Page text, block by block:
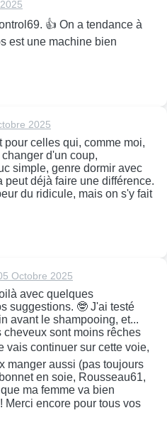
👍 On a tendance à
est une machine bien
2025
pour celles qui, comme moi,
d'un coup,
simple, genre dormir avec
peut déjà faire une différence.
du ridicule, mais on s'y fait
Octobre 2025
avec quelques
suggestions. 🤓 J'ai testé
avant le shampooing, et...
cheveux sont moins rêches
vais continuer sur cette voie,
manger aussi (pas toujours
en soie, Rousseau61,
ma femme va bien
Merci encore pour tous vos